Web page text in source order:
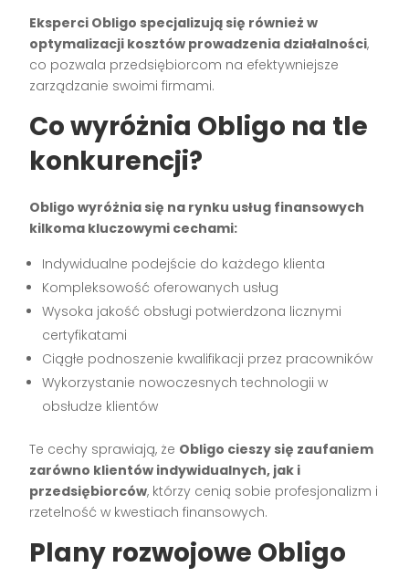
Eksperci Obligo specjalizują się również w
optymalizacji kosztów prowadzenia działalności,
co pozwala przedsiębiorcom na efektywniejsze
zarządzanie swoimi firmami.
Co wyróżnia Obligo na tle
konkurencji?
Obligo wyróżnia się na rynku usług finansowych
kilkoma kluczowymi cechami:
Indywidualne podejście do każdego klienta
Kompleksowość oferowanych usług
Wysoka jakość obsługi potwierdzona licznymi
certyfikatami
Ciągłe podnoszenie kwalifikacji przez pracowników
Wykorzystanie nowoczesnych technologii w
obsłudze klientów
Te cechy sprawiają, że Obligo cieszy się zaufaniem
zarówno klientów indywidualnych, jak i
przedsiębiorców, którzy cenią sobie profesjonalizm i
rzetelność w kwestiach finansowych.
Plany rozwojowe Obligo